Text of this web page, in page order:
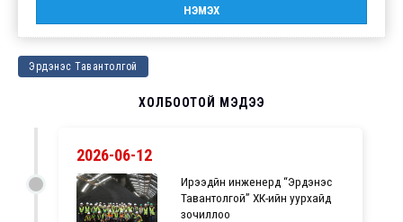
Эрдэнэс Тавантолгой
ХОЛБООТОЙ МЭДЭЭ
2026-06-12
Ирээдүйн инженерүүд “Эрдэнэс
Тавантолгой” ХК-ийн уурхайд
зочиллоо